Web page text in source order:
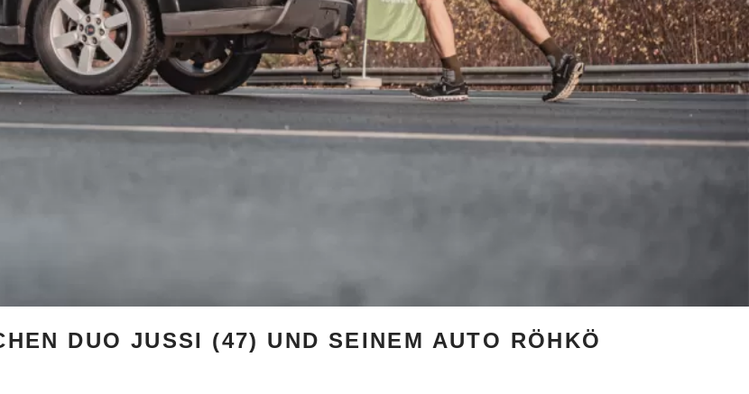
DUO JUSSI (47) UND SEINEM AUTO RÖHKÖ